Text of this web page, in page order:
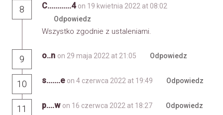
8 C............4 on 19 kwietnia 2022 at 08:02
Odpowiedz
Wszystko zgodnie z ustaleniami.
9 o..n on 29 maja 2022 at 21:05 Odpowiedz
10 s.......e on 4 czerwca 2022 at 19:49 Odpowiedz
11 p....w on 16 czerwca 2022 at 18:27 Odpowiedz